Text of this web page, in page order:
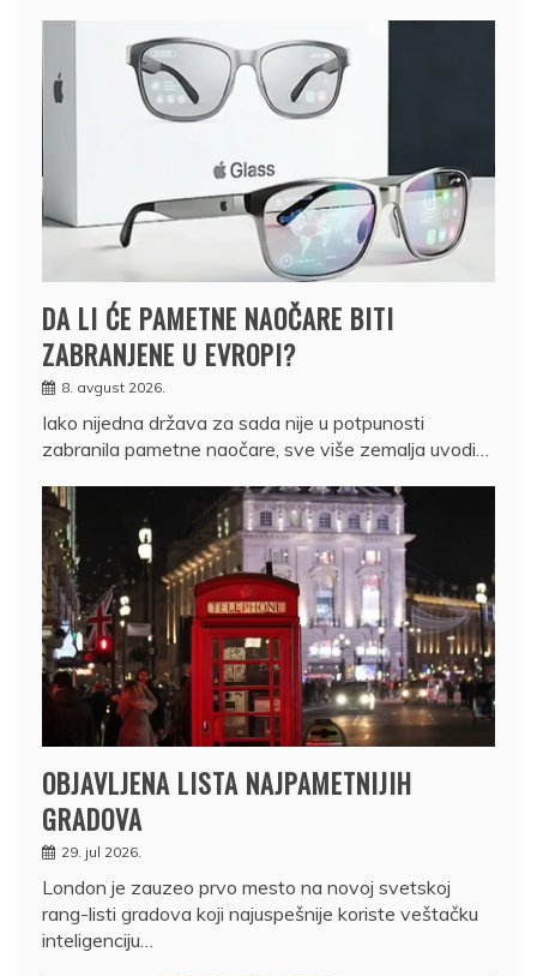
DA LI ĆE PAMETNE NAOČARE BITI
ZABRANJENE U EVROPI?
8. avgust 2026.
Iako nijedna država za sada nije u potpunosti
zabranila pametne naočare, sve više zemalja uvodi…
OBJAVLJENA LISTA NAJPAMETNIJIH
GRADOVA
29. jul 2026.
London je zauzeo prvo mesto na novoj svetskoj
rang-listi gradova koji najuspešnije koriste veštačku
inteligenciju…